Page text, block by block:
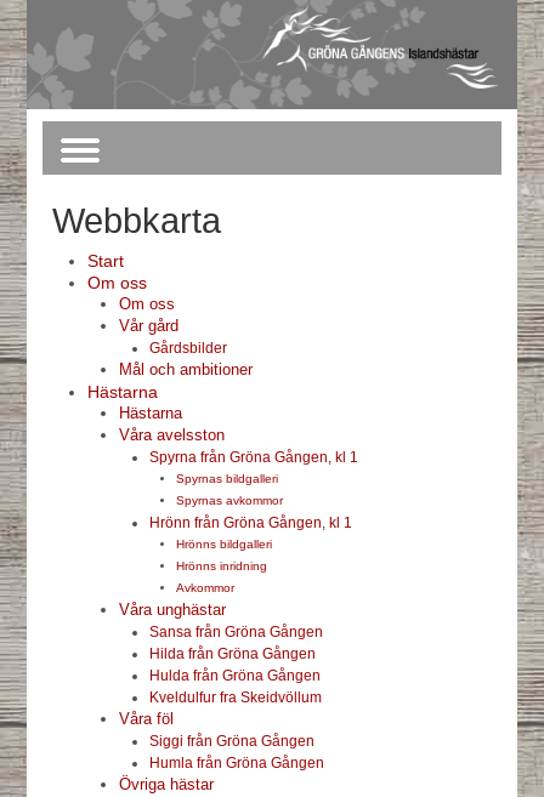
Webbkarta
Start
Om oss
Om oss
Vår gård
Gårdsbilder
Mål och ambitioner
Hästarna
Hästarna
Våra avelsston
Spyrna från Gröna Gången, kl 1
Spyrnas bildgalleri
Spyrnas avkommor
Hrönn från Gröna Gången, kl 1
Hrönns bildgalleri
Hrönns inridning
Avkommor
Våra unghästar
Sansa från Gröna Gången
Hilda från Gröna Gången
Hulda från Gröna Gången
Kveldulfur fra Skeidvöllum
Våra föl
Siggi från Gröna Gången
Humla från Gröna Gången
Övriga hästar